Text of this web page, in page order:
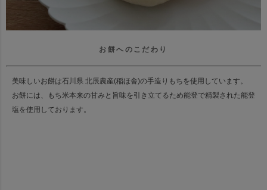
お餅へのこだわり
美味しいお餅は石川県 北辰農産(稲ほ舎)の手造りもちを使用しています。
お餅には、もち米本来の甘みと旨味を引き立てるため能登で精製された能登
塩を使用しております。